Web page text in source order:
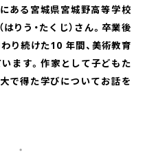
ある宮城県宮城野高等学校
りう・たくじ）さん。卒業後
り続けた10 年間、美術教育
ます。作家として子どもた
で得た学びについてお話を
・